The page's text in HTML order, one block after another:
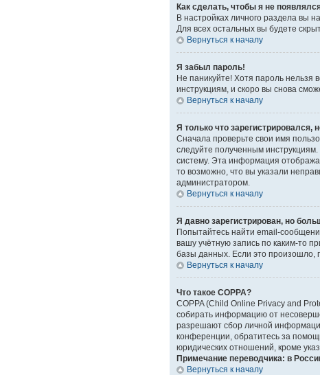
Как сделать, чтобы я не
В настройках личного раздела вы
Для всех остальных вы будете
Вернуться к началу
Я забыл пароль!
Не паникуйте! Хотя пароль нельзя
инструкциям, и скоро вы снова
Вернуться к началу
Я только что зарегистрировался,
Сначала проверьте свои имя
следуйте полученным
систему. Эта информация
то возможно, что вы указали
администратором.
Вернуться к началу
Я давно зарегистрирован, но
Попытайтесь найти email-
вашу учётную запись по каким-то
базы данных. Если это произошло,
Вернуться к началу
Что такое COPPA?
COPPA (Child Online Privacy and
собирать информацию от
разрешают сбор личной
конференции, обратитесь за
юридических отношений, кроме
Примечание переводчика: в
Вернуться к началу